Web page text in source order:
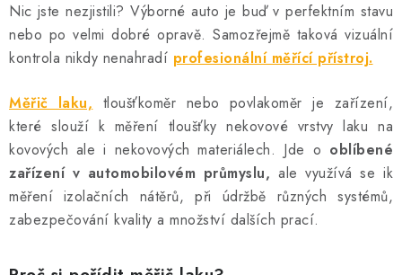
Nic jste nezjistili? Výborné auto je buď v perfektním stavu
nebo po velmi dobré opravě. Samozřejmě taková vizuální
kontrola nikdy nenahradí profesionální měřící přístroj.
Měřič laku, tloušťkoměr nebo povlakoměr je zařízení,
které slouží k měření tloušťky nekovové vrstvy laku na
kovových ale i nekovových materiálech. Jde o oblíbené
zařízení v automobilovém průmyslu, ale využívá se ik
měření izolačních nátěrů, při údržbě různých systémů,
zabezpečování kvality a množství dalších prací.